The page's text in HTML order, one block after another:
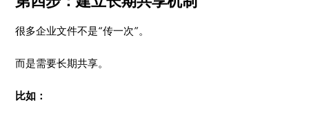
很多企业文件不是“传一次”。
而是需要长期共享。
比如：